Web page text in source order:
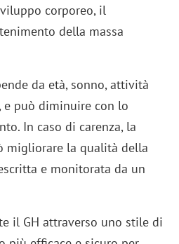
corporeo, il
della massa
da età, sonno, attività
e può diminuire con lo
In caso di carenza, la
migliorare la qualità della
e monitorata da un
il GH attraverso uno stile di